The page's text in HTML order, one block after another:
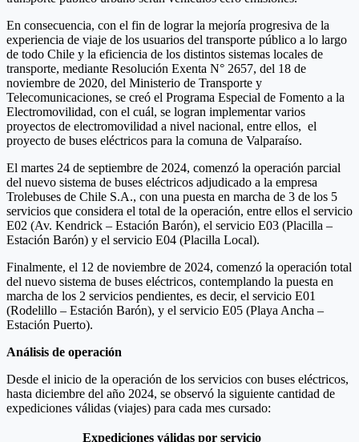
En consecuencia, con el fin de lograr la mejoría progresiva de la
experiencia de viaje de los usuarios del transporte público a lo largo
de todo Chile y la eficiencia de los distintos sistemas locales de
transporte, mediante Resolución Exenta N° 2657, del 18 de
noviembre de 2020, del Ministerio de Transporte y
Telecomunicaciones, se creó el Programa Especial de Fomento a la
Electromovilidad, con el cuál, se logran implementar varios
proyectos de electromovilidad a nivel nacional, entre ellos, el
proyecto de buses eléctricos para la comuna de Valparaíso.
El martes 24 de septiembre de 2024, comenzó la operación parcial
del nuevo sistema de buses eléctricos adjudicado a la empresa
Trolebuses de Chile S.A., con una puesta en marcha de 3 de los 5
servicios que considera el total de la operación, entre ellos el servicio
E02 (Av. Kendrick – Estación Barón), el servicio E03 (Placilla –
Estación Barón) y el servicio E04 (Placilla Local).
Finalmente, el 12 de noviembre de 2024, comenzó la operación total
del nuevo sistema de buses eléctricos, contemplando la puesta en
marcha de los 2 servicios pendientes, es decir, el servicio E01
(Rodelillo – Estación Barón), y el servicio E05 (Playa Ancha –
Estación Puerto).
Análisis de operación
Desde el inicio de la operación de los servicios con buses eléctricos,
hasta diciembre del año 2024, se observó la siguiente cantidad de
expediciones válidas (viajes) para cada mes cursado:
Expediciones válidas por servicio